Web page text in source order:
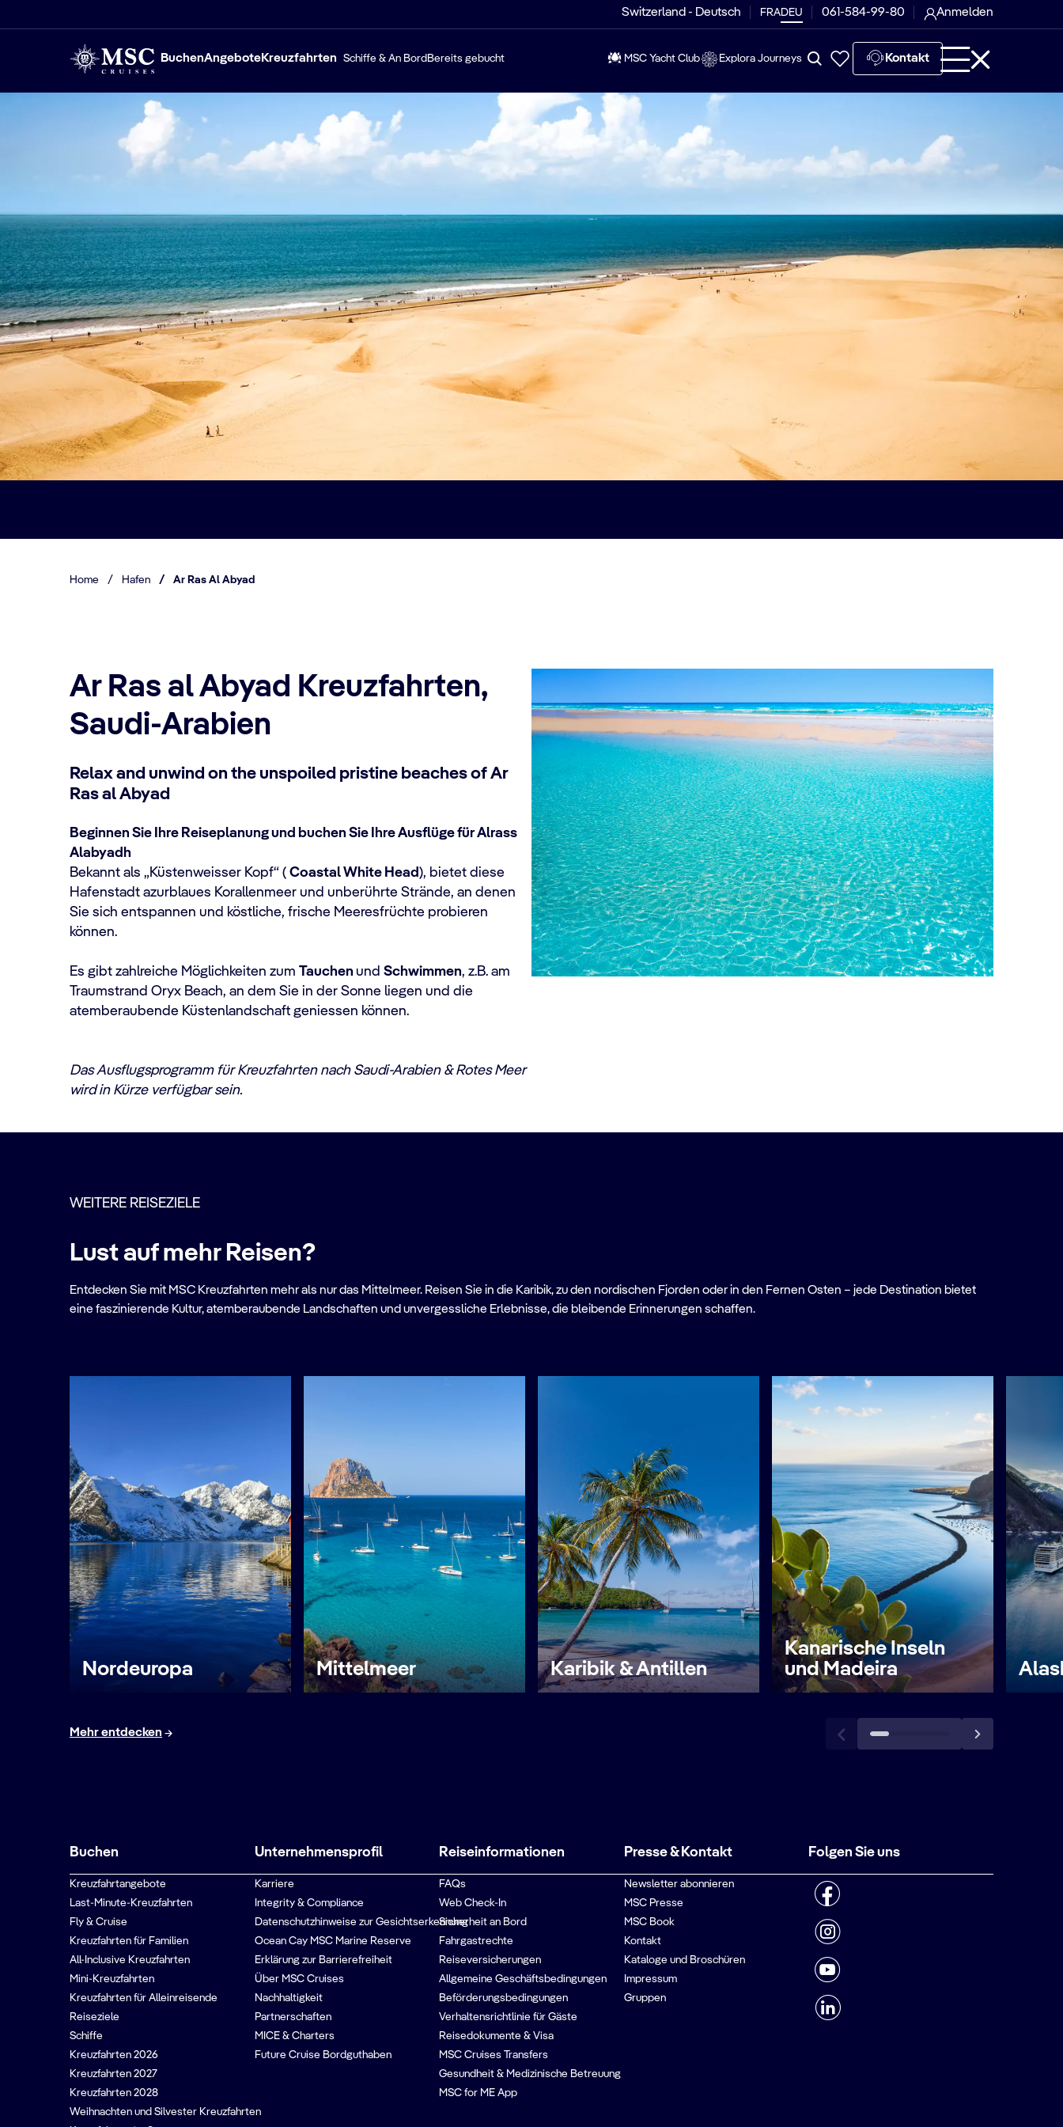
Switzerland - Deutsch FRADEU 061-584-99-80 Anmelden
BuchenAngeboteKreuzfahrten Schiffe & An Bord Bereits gebucht MSC Yacht Club Explora Journeys Kontakt
Home / Hafen / Ar Ras Al Abyad
Ar Ras al Abyad Kreuzfahrten,
Saudi-Arabien
Relax and unwind on the unspoiled pristine beaches of Ar
Ras al Abyad
Beginnen Sie Ihre Reiseplanung und buchen Sie Ihre Ausflüge für Alrass
Alabyadh
Bekannt als „Küstenweisser Kopf“ ( Coastal White Head), bietet diese
Hafenstadt azurblaues Korallenmeer und unberührte Strände, an denen
Sie sich entspannen und köstliche, frische Meeresfrüchte probieren
können.
Es gibt zahlreiche Möglichkeiten zum Tauchen und Schwimmen, z.B. am
Traumstrand Oryx Beach, an dem Sie in der Sonne liegen und die
atemberaubende Küstenlandschaft geniessen können.
Das Ausflugsprogramm für Kreuzfahrten nach Saudi-Arabien & Rotes Meer
wird in Kürze verfügbar sein.
WEITERE REISEZIELE
Lust auf mehr Reisen?
Entdecken Sie mit MSC Kreuzfahrten mehr als nur das Mittelmeer. Reisen Sie in die Karibik, zu den nordischen Fjorden oder in den Fernen Osten – jede Destination bietet
eine faszinierende Kultur, atemberaubende Landschaften und unvergessliche Erlebnisse, die bleibende Erinnerungen schaffen.
Nordeuropa Mittelmeer Karibik & Antillen
Kanarische Inseln
und Madeira
Mehr entdecken
Buchen
Kreuzfahrtangebote
Last-Minute-Kreuzfahrten
Fly & Cruise
Kreuzfahrten für Familien
All-Inclusive Kreuzfahrten
Mini-Kreuzfahrten
Kreuzfahrten für Alleinreisende
Reiseziele
Schiffe
Kreuzfahrten 2026
Kreuzfahrten 2027
Kreuzfahrten 2028
Weihnachten und Silvester Kreuzfahrten
Unternehmensprofil
Karriere
Integrity & Compliance
Datenschutzhinweise zur Gesichtserkennung
Ocean Cay MSC Marine Reserve
Erklärung zur Barrierefreiheit
Über MSC Cruises
Nachhaltigkeit
Partnerschaften
MICE & Charters
Future Cruise Bordguthaben
Reiseinformationen
FAQs
Web Check-In
Sicherheit an Bord
Fahrgastrechte
Reiseversicherungen
Allgemeine Geschäftsbedingungen
Beförderungsbedingungen
Verhaltensrichtlinie für Gäste
Reisedokumente & Visa
MSC Cruises Transfers
Gesundheit & Medizinische Betreuung
MSC for ME App
Presse & Kontakt
Newsletter abonnieren
MSC Presse
MSC Book
Kontakt
Kataloge und Broschüren
Impressum
Gruppen
Folgen Sie uns